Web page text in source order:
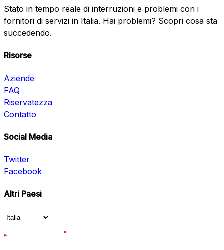
Stato in tempo reale di interruzioni e problemi con i
fornitori di servizi in Italia. Hai problemi? Scopri cosa sta
succedendo.
Risorse
Aziende
FAQ
Riservatezza
Contatto
Social Media
Twitter
Facebook
Altri Paesi